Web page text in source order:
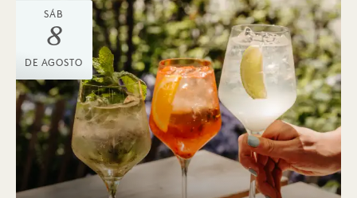
SÁB
8
DE AGOSTO